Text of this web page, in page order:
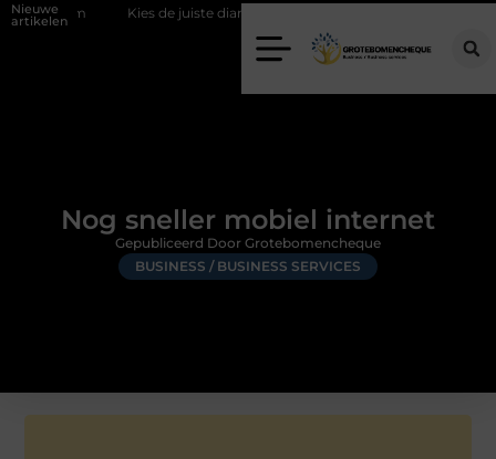
Nieuwe
artikelenKies de juiste diamantboor voor uw project
Nog sneller mobiel internet
BUSINESS / BUSINESS SERVICES
Gepubliceerd Door Grotebomencheque